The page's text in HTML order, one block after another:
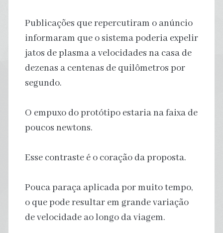
Publicações que repercutiram o anúncio
informaram que o sistema poderia expelir
jatos de plasma a velocidades na casa de
dezenas a centenas de quilômetros por
segundo.
O empuxo do protótipo estaria na faixa de
poucos newtons.
Esse contraste é o coração da proposta.
Pouca paraça aplicada por muito tempo,
o que pode resultar em grande variação
de velocidade ao longo da viagem.